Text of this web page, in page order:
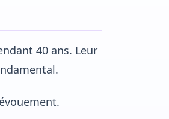
40 ans. Leur